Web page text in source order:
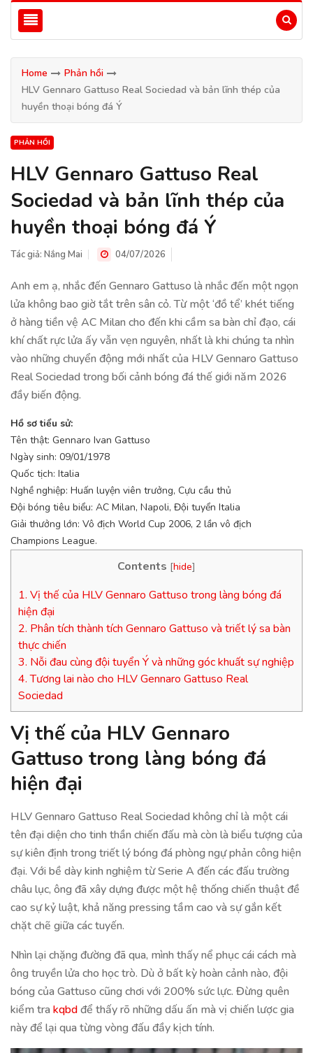
Home
Phản hồi
HLV Gennaro Gattuso Real Sociedad và bản lĩnh thép của
huyền thoại bóng đá Ý
PHẢN HỒI
HLV Gennaro Gattuso Real
Sociedad và bản lĩnh thép của
huyền thoại bóng đá Ý
Tác giả: Nắng Mai 04/07/2026
Anh em ạ, nhắc đến Gennaro Gattuso là nhắc đến một ngọn
lửa không bao giờ tắt trên sân cỏ. Từ một ‘đồ tể’ khét tiếng
ở hàng tiền vệ AC Milan cho đến khi cầm sa bàn chỉ đạo, cái
khí chất rực lửa ấy vẫn vẹn nguyên, nhất là khi chúng ta nhìn
vào những chuyển động mới nhất của HLV Gennaro Gattuso
Real Sociedad trong bối cảnh bóng đá thế giới năm 2026
đầy biến động.
Hồ sơ tiểu sử:
Tên thật: Gennaro Ivan Gattuso
Ngày sinh: 09/01/1978
Quốc tịch: Italia
Nghề nghiệp: Huấn luyện viên trưởng, Cựu cầu thủ
Đội bóng tiêu biểu: AC Milan, Napoli, Đội tuyển Italia
Giải thưởng lớn: Vô địch World Cup 2006, 2 lần vô địch
Champions League.
Contents [hide]
1. Vị thế của HLV Gennaro Gattuso trong làng bóng đá
hiện đại
2. Phân tích thành tích Gennaro Gattuso và triết lý sa bàn
thực chiến
3. Nỗi đau cùng đội tuyển Ý và những góc khuất sự nghiệp
4.Tương lai nào cho HLV Gennaro Gattuso Real
Sociedad
Vị thế của HLV Gennaro
Gattuso trong làng bóng đá
hiện đại
HLV Gennaro Gattuso Real Sociedad không chỉ là một cái
tên đại diện cho tinh thần chiến đấu mà còn là biểu tượng của
sự kiên định trong triết lý bóng đá phòng ngự phản công hiện
đại. Với bề dày kinh nghiệm từ Serie A đến các đấu trường
châu lục, ông đã xây dựng được một hệ thống chiến thuật đề
cao sự kỷ luật, khả năng pressing tầm cao và sự gắn kết
chặt chẽ giữa các tuyến.
Nhìn lại chặng đường đã qua, mình thấy nể phục cái cách mà
ông truyền lửa cho học trò. Dù ở bất kỳ hoàn cảnh nào, đội
bóng của Gattuso cũng chơi với 200% sức lực. Đừng quên
kiểm tra kqbdđể thấy rõ những dấu ấn mà vị chiến lược gia
này để lại qua từng vòng đấu đầy kịch tính.